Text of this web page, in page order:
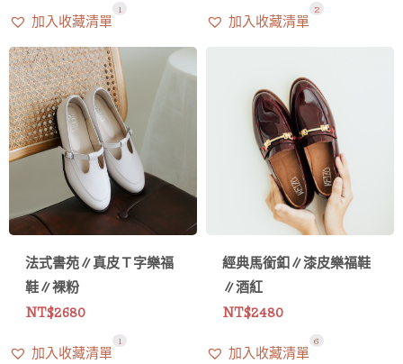
加入收藏清單
1
加入收藏清單
2
法式書苑∥真皮Ｔ字樂福
鞋∥裸粉
NT$2680
加入收藏清單
1
經典馬銜釦∥漆皮樂福鞋
∥酒紅
NT$2480
加入收藏清單
6